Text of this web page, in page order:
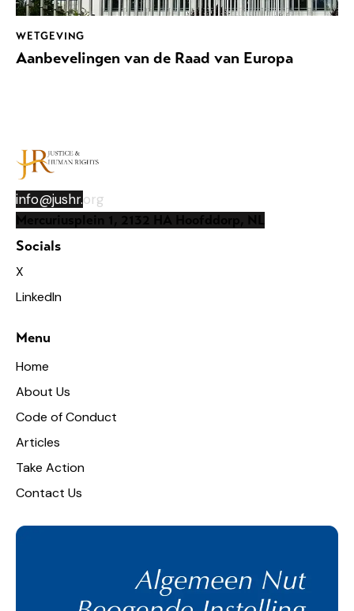
WETGEVING
Aanbevelingen van de Raad van Europa
info@jushr.org
Mercuriusplein 1, 2132 HA Hoofddorp, NL
Socials
X
LinkedIn
Menu
Home
About Us
Code of Conduct
Articles
Take Action
Contact Us